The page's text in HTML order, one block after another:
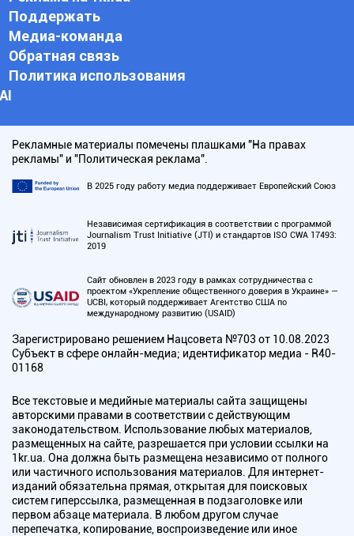
Поддержать
Медиа-команда
Обратная связь
Политика использования
АI
Рекламные материалы помечены плашками "На правах
рекламы" и "Политическая реклама".
В 2025 году работу медиа поддерживает Европейский Союз
Независимая сертификация в соответствии с программой
Journalism Trust Initiative (JTI) и стандартов ISO CWA 17493:
2019
Сайт обновлен в 2023 году в рамках сотрудничества с
проектом «Укрепление общественного доверия в Украине» —
UCBI, который поддерживает Агентство США по
международному развитию (USAID)
Зарегистрировано решением Нацсовета №703 от 10.08.2023
Субъект в сфере онлайн-медиа; идентификатор медиа - R40-
01168
Все текстовые и медийные материалы сайта защищены
авторскими правами в соответствии с действующим
законодательством. Использование любых материалов,
размещенных на сайте, разрешается при условии ссылки на
1kr.ua. Она должна быть размещена независимо от полного
или частичного использования материалов. Для интернет-
изданий обязательна прямая, открытая для поисковых
систем гиперссылка, размещенная в подзаголовке или
первом абзаце материала. В любом другом случае
перепечатка, копирование, воспроизведение или иное